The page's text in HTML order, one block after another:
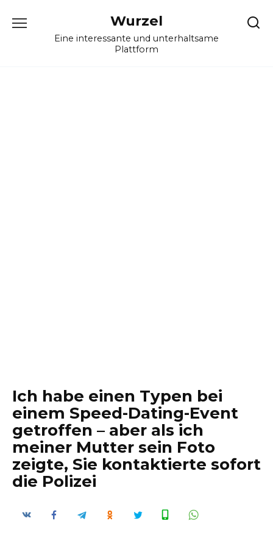
Wurzel
Eine interessante und unterhaltsame
Plattform
Ich habe einen Typen bei
einem Speed-Dating-Event
getroffen – aber als ich
meiner Mutter sein Foto
zeigte, Sie kontaktierte sofort
die Polizei